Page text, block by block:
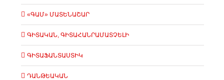
«ԳԱՄ» ՄԱՏԵՆԱՇԱՐ
ԳԻՏԱԿԱՆ, ԳԻՏԱՀԱՆՐԱՄԱՏՉԵԼԻ
ԳԻՏԱՖԱՆՏԱՍՏԻԿ
ԴԱՆԹԵԱԿԱՆ